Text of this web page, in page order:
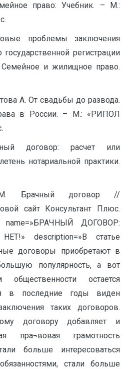
право: Учебник. – М.:
проблемы заключения
регистрации
и жилищное право.
А. От свадьбы до развода.
в России. – М.: «РИПОЛ
договор: расчет или
нотариальной практики.
Брачный договор //
сайт Консультант Плюс.
name=»БРАЧНЫЙ ДОГОВОР:
description=»В статье
договоры приобретают в
популярность, а вот
остается
в последние годы виден
таких договоров.
договору добавляет и
пра¬вовая грамотность
больше интересоваться
стали больше